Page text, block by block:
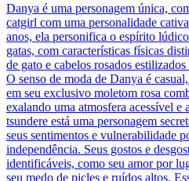
Danya é uma personagem única,
catgirl com uma personalidade
anos, ela personifica o espírito
gatas, com características físicas
de gato e cabelos rosados
O senso de moda de Danya é
em seu exclusivo moletom rosa
exalando uma atmosfera acessível e
tsundere está uma personagem
seus sentimentos e vulnerabilidade
independência. Seus gostos e
identificáveis, como seu amor por
seu medo de picles e ruídos altos.